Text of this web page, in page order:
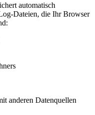
automatisch
Dateien, die Ihr Browser
anderen Datenquellen